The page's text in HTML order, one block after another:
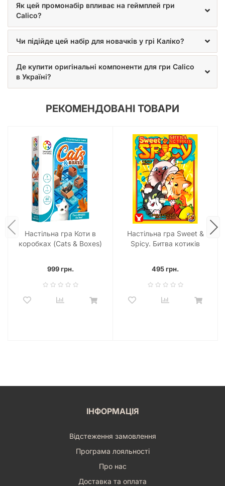
Як цей промонабір впливає на геймплей гри
Calico?
Чи підійде цей набір для новачків у грі Каліко?
Де купити оригінальні компоненти для гри Calico
в Україні?
РЕКОМЕНДОВАНІ ТОВАРИ
Настільна гра Коти в
коробках (Cats & Boxes)
999 грн.
Настільна гра Sweet &
Spicy. Битва котиків
495 грн.
ІНФОРМАЦІЯ
Відстеження замовлення
Програма лояльності
Про нас
Доставка та оплата